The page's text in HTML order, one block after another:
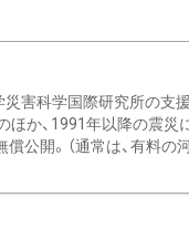
害科学国際研究所の支
ほか、1991年以降の震災
公開。（通常は、有料の